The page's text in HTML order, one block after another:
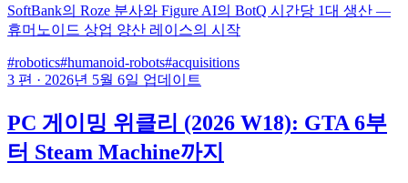
SoftBank의 Roze 분사와 Figure AI의 BotQ 시간당 1대 생산 —
휴머노이드 상업 양산 레이스의 시작
#robotics#humanoid-robots#acquisitions
3 편 · 2026년 5월 6일 업데이트
PC 게이밍 위클리 (2026 W18): GTA 6부
터 Steam Machine까지